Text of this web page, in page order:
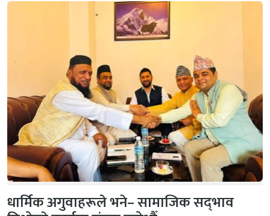
धार्मिक अगुवाहरूले भने– सामाजिक सद्‌भाव